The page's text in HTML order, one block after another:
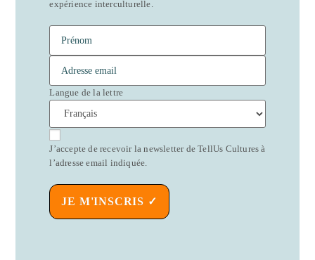
expérience interculturelle.
Langue de la lettre
J’accepte de recevoir la newsletter de TellUs Cultures à
l’adresse email indiquée.
JE M'INSCRIS ✓